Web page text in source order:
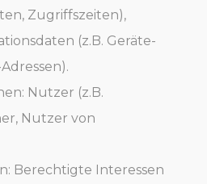
Zugriffszeiten),
(z.B. Geräte-
Nutzer (z.B.
Nutzer von
Berechtigte Interessen